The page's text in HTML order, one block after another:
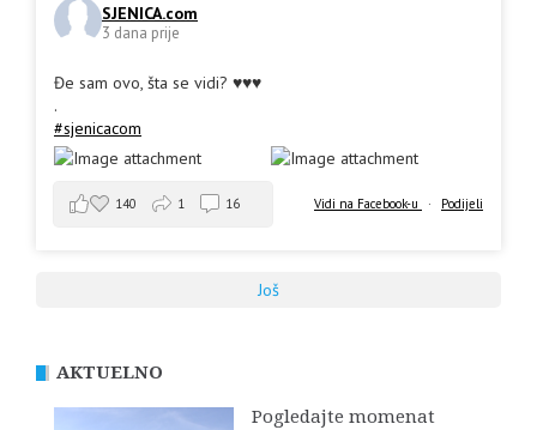
SJENICA.com
3 dana prije
Đe sam ovo, šta se vidi? ♥️♥️♥️
.
#sjenicacom
Vidi na Facebook-u · Podijeli
140 1 16
Još
AKTUELNO
Pogledajte momenat